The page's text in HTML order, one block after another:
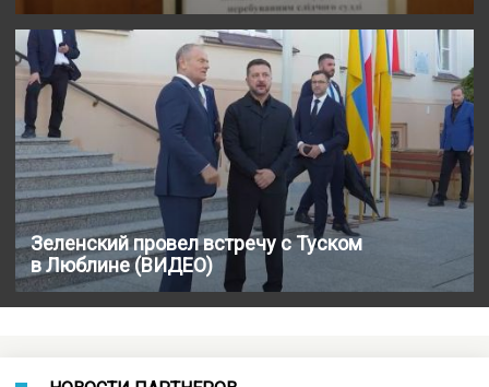
Зеленский провел встречу с Туском
в Люблине (ВИДЕО)